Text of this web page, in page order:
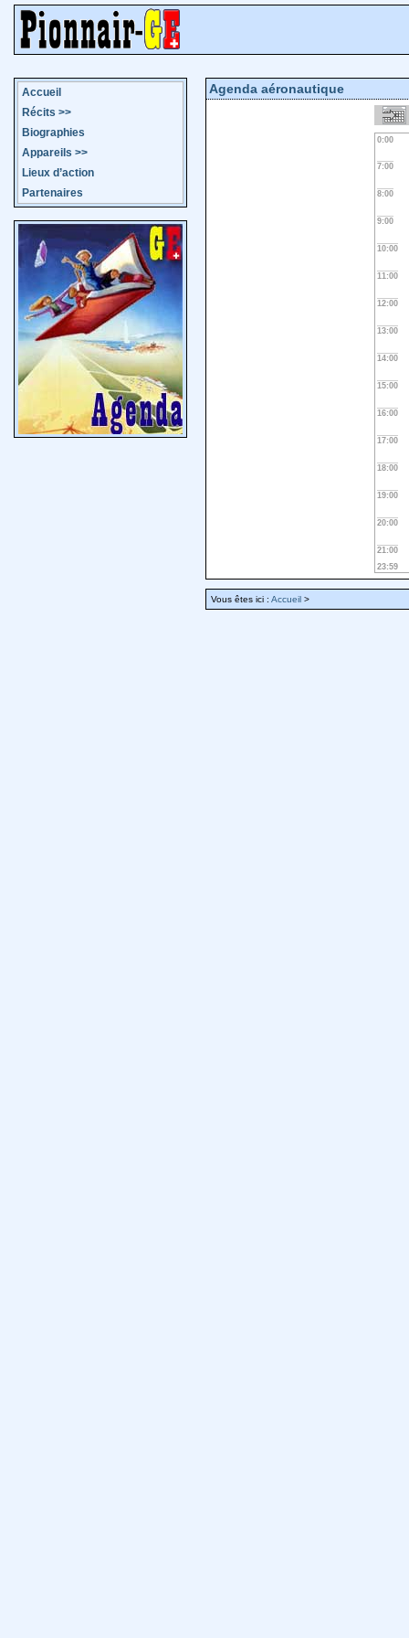
Accueil
Récits >>
Biographies
Appareils >>
Lieux d’action
Partenaires
Agenda aéronautique
0:00
7:00
8:00
9:00
10:00
11:00
12:00
13:00
14:00
15:00
16:00
17:00
18:00
19:00
20:00
21:00
23:59
Vous êtes ici : Accueil >